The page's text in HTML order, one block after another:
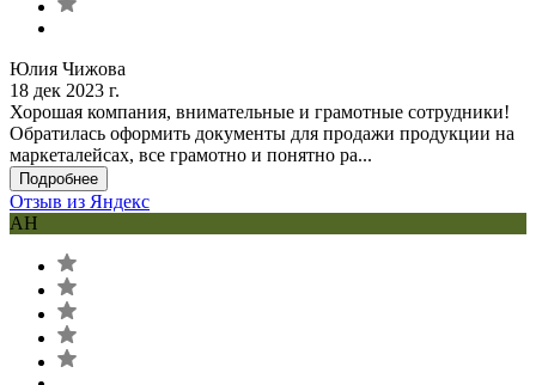
Юлия Чижова
18 дек 2023 г.
Хорошая компания, внимательные и грамотные сотрудники!
Обратилась оформить документы для продажи продукции на
маркеталейсах, все грамотно и понятно ра...
Подробнее
Отзыв из Яндекс
АН